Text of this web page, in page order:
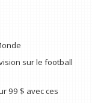
sur le football
99 $ avec ces